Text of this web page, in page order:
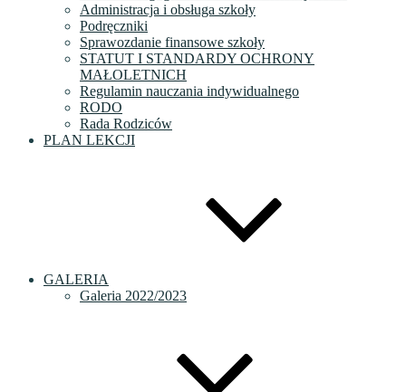
Administracja i obsługa szkoły
Podręczniki
Sprawozdanie finansowe szkoły
STATUT I STANDARDY OCHRONY
MAŁOLETNICH
Regulamin nauczania indywidualnego
RODO
Rada Rodziców
PLAN LEKCJI
GALERIA
Galeria 2022/2023